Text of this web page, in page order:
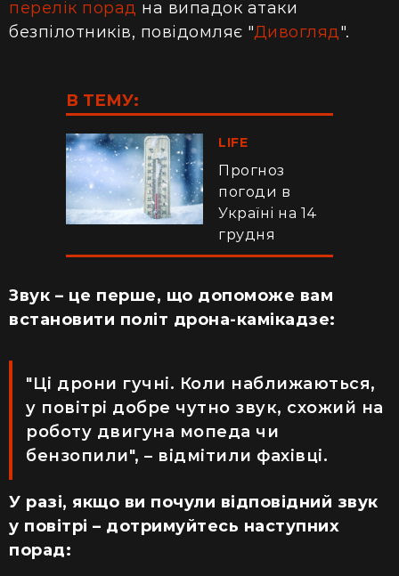
перелік порад на випадок атаки
безпілотників, повідомляє "Дивогляд".
В ТЕМУ:
LIFE
Прогноз
погоди в
Україні на 14
грудня
Звук – це перше, що допоможе вам
встановити політ дрона-камікадзе:
"Ці дрони гучні. Коли наближаються,
у повітрі добре чутно звук, схожий на
роботу двигуна мопеда чи
бензопили", – відмітили фахівці.
У разі, якщо ви почули відповідний звук
у повітрі – дотримуйтесь наступних
порад: